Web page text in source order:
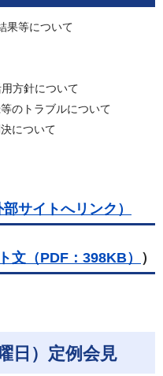
果等について
方針について
のトラブルについて
について
部サイトへリンク）
文（PDF：398KB） ）
日）定例会見